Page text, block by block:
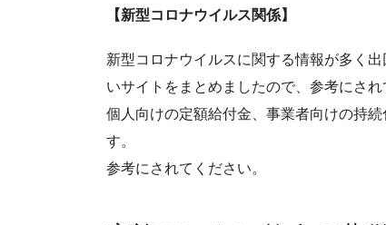
【新型コロナウイルス関係】
新型コロナウイルスに関する情報が多く
いサイトをまとめましたので、参考にされ
個人向けの定額給付金、事業者向けの持
す。
参考にされてください。